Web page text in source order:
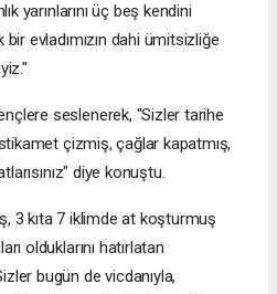
yarınlarını üç beş kendini
evladımızın dahi ümitsizliğe
seslenerek, "Sizler tarihe
çizmiş, çağlar kapatmış,
diye konuştu.
3 kıta 7 iklimde at koşturmuş
olduklarını hatırlatan
bugün de vicdanıyla,